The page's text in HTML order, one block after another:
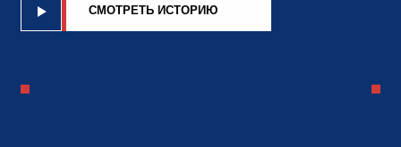
CМОТРЕТЬ ИСТОРИЮ